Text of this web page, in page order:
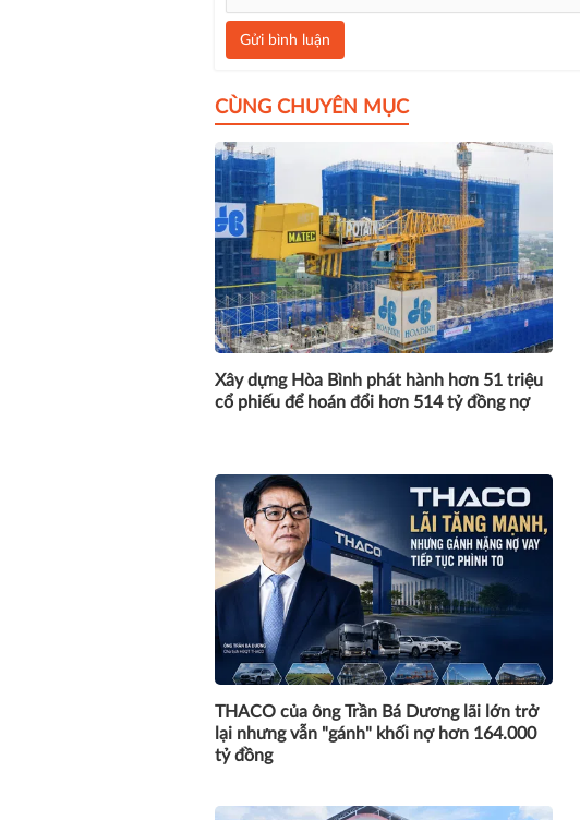
Gửi bình luận
CÙNG CHUYÊN MỤC
Xây dựng Hòa Bình phát hành hơn 51 triệu
cổ phiếu để hoán đổi hơn 514 tỷ đồng nợ
THACO của ông Trần Bá Dương lãi lớn trở
lại nhưng vẫn "gánh" khối nợ hơn 164.000
tỷ đồng